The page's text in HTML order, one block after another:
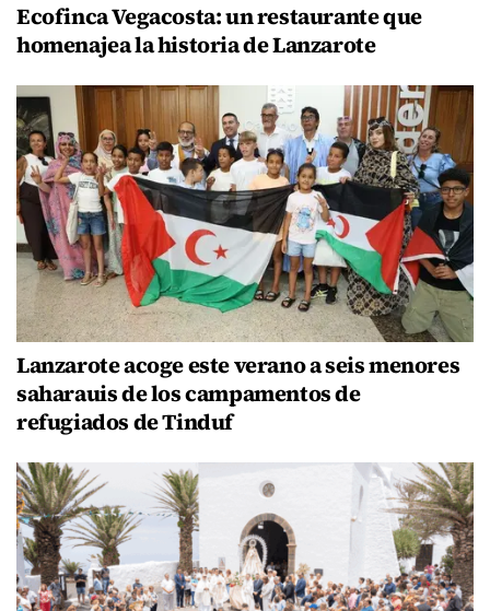
Ecofinca Vegacosta: un restaurante que
homenajea la historia de Lanzarote
Lanzarote acoge este verano a seis menores
saharauis de los campamentos de
refugiados de Tinduf